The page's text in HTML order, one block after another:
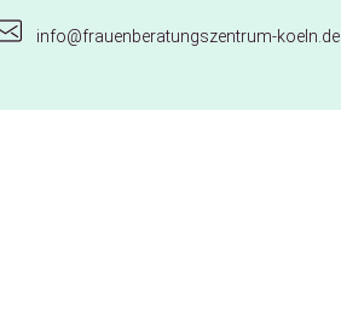
info@frauenberatungszentrum-koeln.de